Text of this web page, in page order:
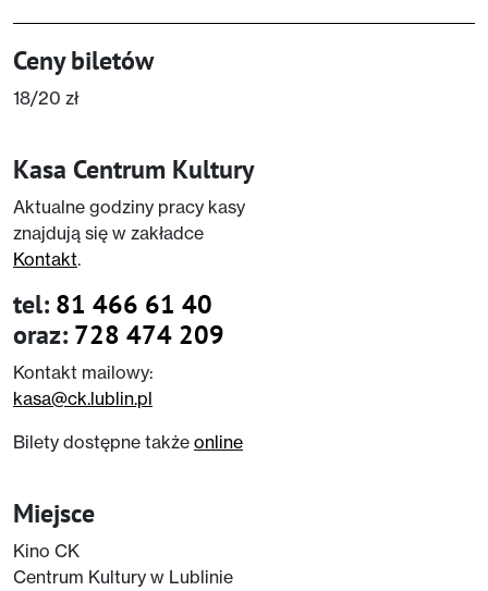
Ceny biletów
18/20 zł
Kasa Centrum Kultury
Aktualne godziny pracy kasy
znajdują się w zakładce
Kontakt.
tel: 81 466 61 40
oraz: 728 474 209
Kontakt mailowy:
kasa@ck.lublin.pl
Bilety dostępne także online
Miejsce
Kino CK
Centrum Kultury w Lublinie